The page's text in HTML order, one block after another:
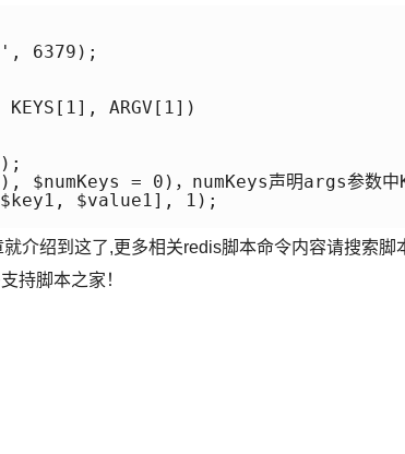
6379);
KEYS[1], ARGV[1])
= 0)，numKeys声明args参数中KEYS
$value1], 1);
介绍到这了,更多相关redis脚本命令内容请搜索脚
持脚本之家！